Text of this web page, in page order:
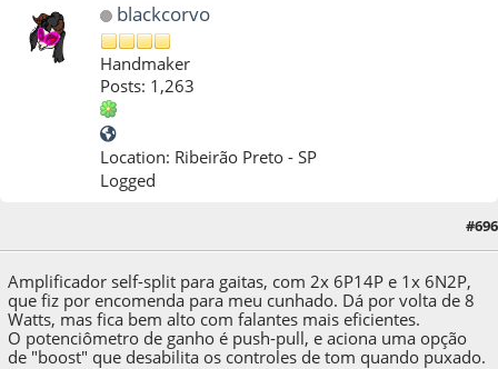
blackcorvo
Handmaker
Posts: 1,263
Location: Ribeirão Preto - SP
Logged
#696
Amplificador self-split para gaitas, com 2x 6P14P e 1x 6N2P,
que fiz por encomenda para meu cunhado. Dá por volta de 8
Watts, mas fica bem alto com falantes mais eficientes.
O potenciômetro de ganho é push-pull, e aciona uma opção
de "boost" que desabilita os controles de tom quando puxado.